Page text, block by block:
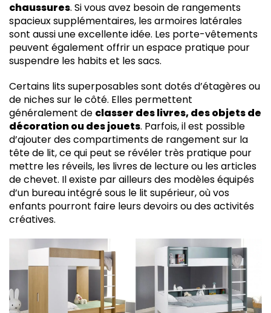
chaussures. Si vous avez besoin de rangements
spacieux supplémentaires, les armoires latérales
sont aussi une excellente idée. Les porte-vêtements
peuvent également offrir un espace pratique pour
suspendre les habits et les sacs.
Certains lits superposables sont dotés d’étagères ou
de niches sur le côté. Elles permettent
généralement de classer des livres, des objets de
décoration ou des jouets. Parfois, il est possible
d’ajouter des compartiments de rangement sur la
tête de lit, ce qui peut se révéler très pratique pour
mettre les réveils, les livres de lecture ou les articles
de chevet. Il existe par ailleurs des modèles équipés
d’un bureau intégré sous le lit supérieur, où vos
enfants pourront faire leurs devoirs ou des activités
créatives.